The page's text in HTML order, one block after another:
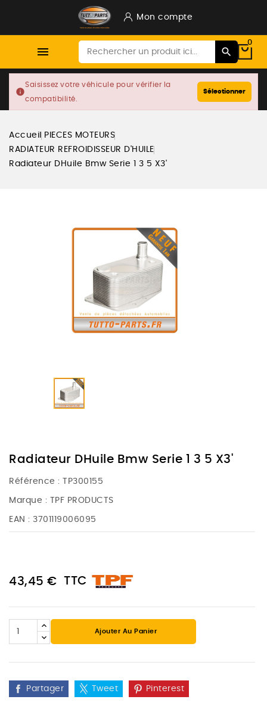
Mon compte

0
info
Saisissez votre véhicule pour vérifier la
compatibilité.
Sélectionner
Accueil
PIECES MOTEURS
RADIATEUR REFROIDISSEUR D'HUILE
Radiateur DHuile Bmw Serie 1 3 5 X3'
Radiateur DHuile Bmw Serie 1 3 5 X3'
Référence : TP300155
Marque : TPF PRODUCTS
EAN : 3701119006095
43,45 € TTC
Ajouter Au Panier
Partager Tweet Pinterest